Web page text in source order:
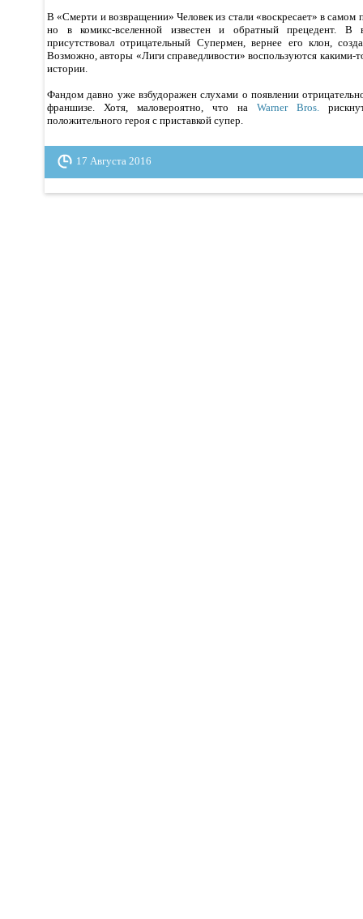
В «Смерти и возвращении» Человек из стали «воскресает» в самом
но в комикс-вселенной известен и обратный прецедент. В
присутствовал отрицательный Супермен, вернее его клон,
Возможно, авторы «Лиги справедливости» воспользуются
истории.
Фандом давно уже взбудоражен слухами о появлении
франшизе. Хотя, маловероятно, что на Warner Bros.
положительного героя с приставкой супер.
17 Августа 2016